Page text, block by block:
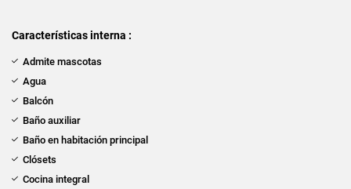
Características interna :
Admite mascotas
Agua
Balcón
Baño auxiliar
Baño en habitación principal
Clósets
Cocina integral